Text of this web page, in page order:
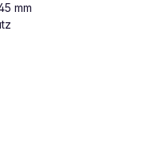
mm